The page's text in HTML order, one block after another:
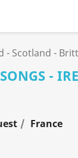
- Scotland -
-
France